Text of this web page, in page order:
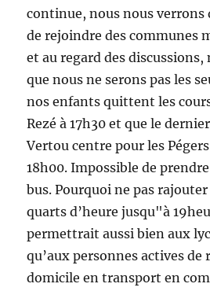
continue, nous nous verrons
de rejoindre des communes
et au regard des
que nous ne serons pas les
nos enfants quittent les
Rezé à 17h30 et que le
Vertou centre pour les
18h00. Impossible de
bus. Pourquoi ne pas
quarts d’heure jusqu"à
permettrait aussi bien aux
qu’aux personnes actives de
domicile en transport en